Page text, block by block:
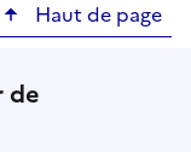
Haut de page
de